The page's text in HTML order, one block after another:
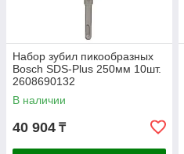
Набор зубил пикообразных
Bosch SDS-Plus 250мм 10шт.
2608690132
В наличии
40 904 ₸